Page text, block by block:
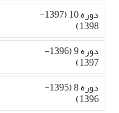
دوره 10 (1397-
1398)
دوره 9 (1396-
1397)
دوره 8 (1395-
1396)